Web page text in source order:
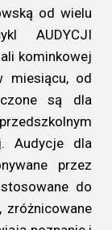
od wielu
AUDYCJI
kominkowej
miesiącu, od
są dla
Audycje dla
przez
do
zróżnicowane